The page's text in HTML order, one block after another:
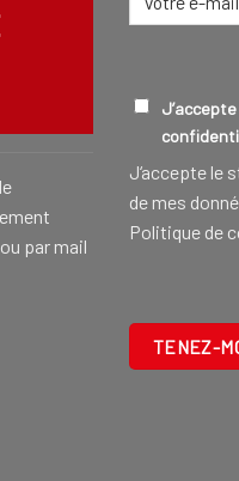
par mail
RGPD
J‘accepte le
de mes
Politique de